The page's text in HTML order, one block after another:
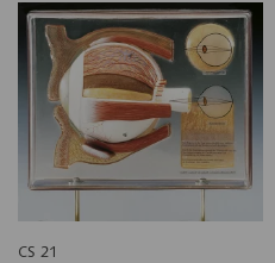
CS 21